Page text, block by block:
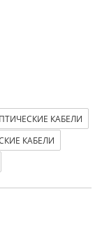
КАБЕЛИ
КАБЕЛИ